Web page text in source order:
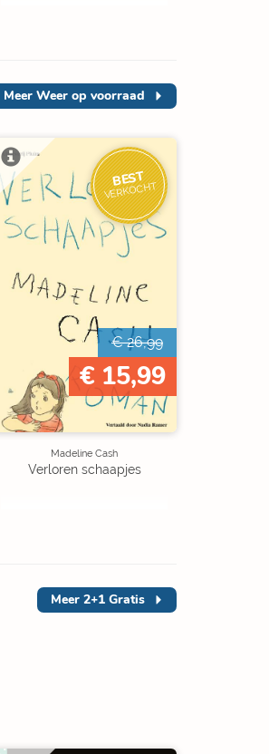
Meer Weer op voorraad
BEST
VERKOCHT
€ 26,99
€ 15,99
Madeline Cash
Verloren schaapjes
Meer 2+1 Gratis